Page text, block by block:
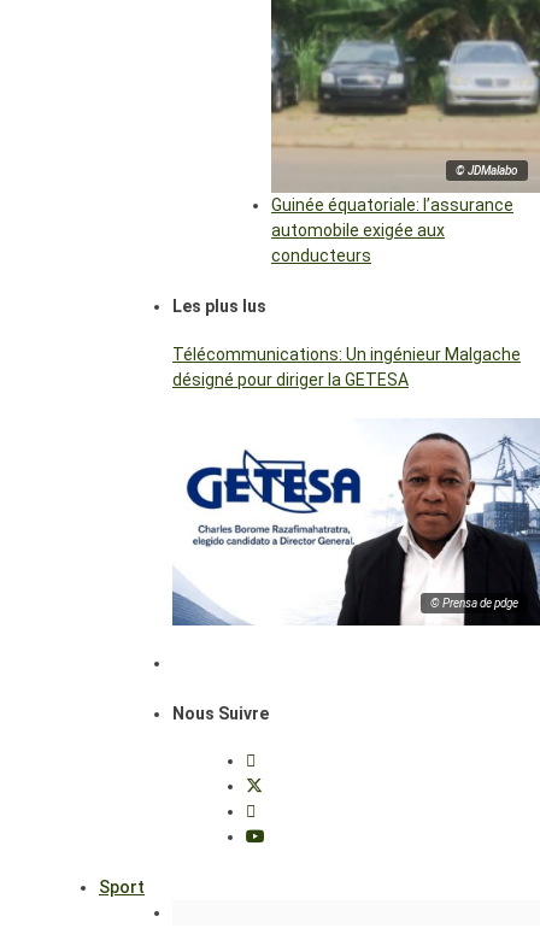
© JDMalabo
Guinée équatoriale: l’assurance
automobile exigée aux
conducteurs
Les plus lus
Télécommunications: Un ingénieur Malgache
désigné pour diriger la GETESA
© Prensa de pdge
Nous Suivre
Sport